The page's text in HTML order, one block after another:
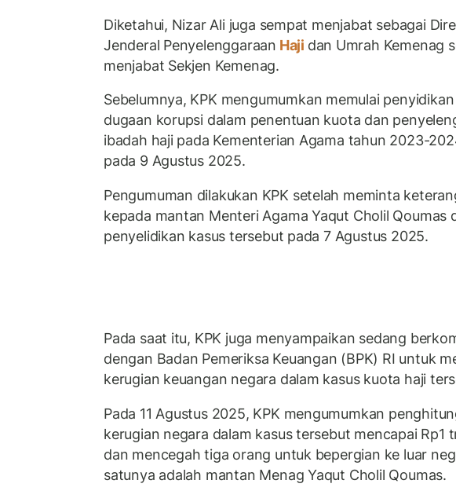
Diketahui, Nizar Ali juga sempat menjabat sebagai
Jenderal Penyelenggaraan Haji dan Umrah Kemenag
menjabat Sekjen Kemenag.
Sebelumnya, KPK mengumumkan memulai
dugaan korupsi dalam penentuan kuota dan
ibadah haji pada Kementerian Agama tahun 2023-
pada 9 Agustus 2025.
Pengumuman dilakukan KPK setelah meminta
kepada mantan Menteri Agama Yaqut Cholil Qoumas
penyelidikan kasus tersebut pada 7 Agustus 2025.
Pada saat itu, KPK juga menyampaikan sedang
dengan Badan Pemeriksa Keuangan (BPK) RI untuk
kerugian keuangan negara dalam kasus kuota haji
Pada 11 Agustus 2025, KPK mengumumkan
kerugian negara dalam kasus tersebut mencapai Rp1
dan mencegah tiga orang untuk bepergian ke luar
satunya adalah mantan Menag Yaqut Cholil Qoumas.